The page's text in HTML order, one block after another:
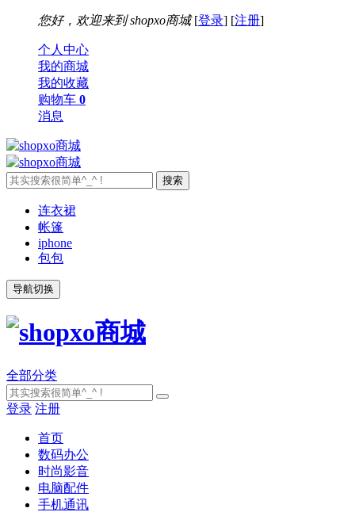
您好，欢迎来到 shopxo商城[登录] [注册]
个人中心
我的商城
我的收藏
购物车 0
消息
连衣裙
帐篷
iphone
包包
导航切换
全部分类
登录 注册
首页
数码办公
时尚影音
电脑配件
手机通讯